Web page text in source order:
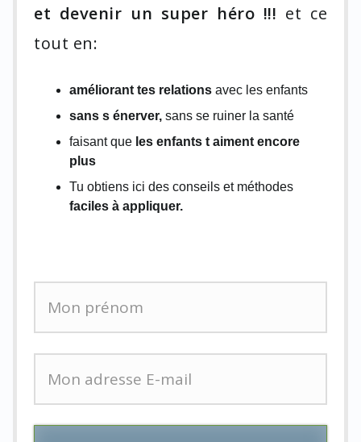
et devenir un super héro !!! et ce
tout en:
améliorant tes relations avec les enfants
sans s énerver, sans se ruiner la santé
faisant que les enfants t aiment encore
plus
Tu obtiens ici des conseils et méthodes
faciles à appliquer.